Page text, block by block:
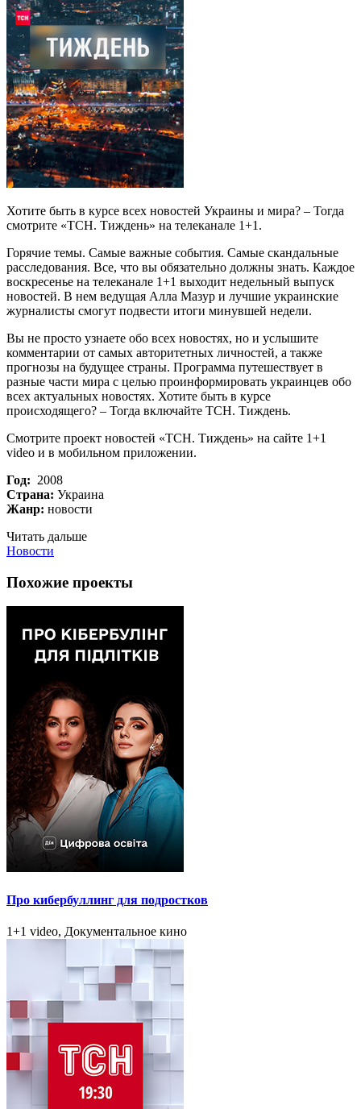
Хотите быть в курсе всех новостей Украины и мира? – Тогда
смотрите «ТСН. Тиждень» на телеканале 1+1.
Горячие темы. Самые важные события. Самые скандальные
расследования. Все, что вы обязательно должны знать. Каждое
воскресенье на телеканале 1+1 выходит недельный выпуск
новостей. В нем ведущая Алла Мазур и лучшие украинские
журналисты смогут подвести итоги минувшей недели.
Вы не просто узнаете обо всех новостях, но и услышите
комментарии от самых авторитетных личностей, а также
прогнозы на будущее страны. Программа путешествует в
разные части мира с целью проинформировать украинцев обо
всех актуальных новостях. Хотите быть в курсе
происходящего? – Тогда включайте ТСН. Тиждень.
Смотрите проект новостей «ТСН. Тиждень» на сайте 1+1
video и в мобильном приложении.
Год: 2008
Страна: Украина
Жанр: новости
Читать дальше
Новости
Похожие проекты
Про кибербуллинг для подростков
1+1 video, Документальное кино